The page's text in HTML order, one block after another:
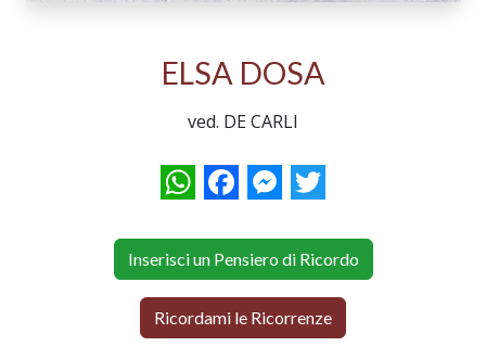
ELSA DOSA
ved. DE CARLI
WhatsAppFacebookMessenger
Twitter
Inserisci un Pensiero di Ricordo
Ricordami le Ricorrenze